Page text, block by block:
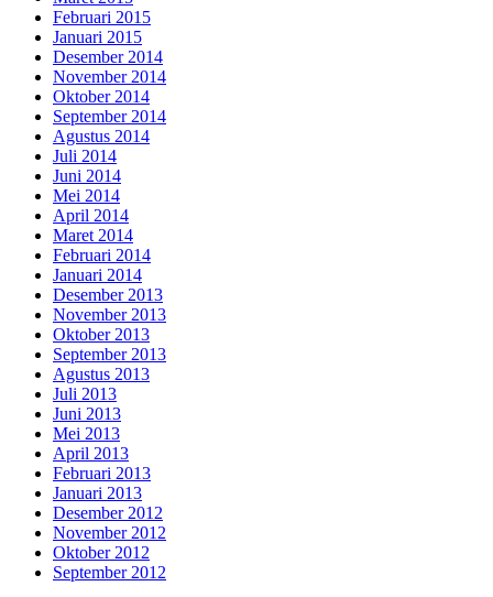
Februari 2015
Januari 2015
Desember 2014
November 2014
Oktober 2014
September 2014
Agustus 2014
Juli 2014
Juni 2014
Mei 2014
April 2014
Maret 2014
Februari 2014
Januari 2014
Desember 2013
November 2013
Oktober 2013
September 2013
Agustus 2013
Juli 2013
Juni 2013
Mei 2013
April 2013
Februari 2013
Januari 2013
Desember 2012
November 2012
Oktober 2012
September 2012